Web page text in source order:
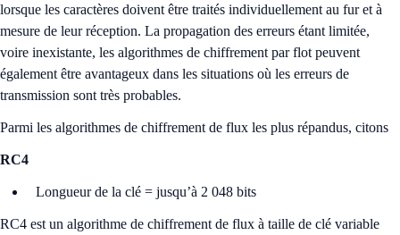
lorsque les caractères doivent être traités individuellement au fur et à
mesure de leur réception. La propagation des erreurs étant limitée,
voire inexistante, les algorithmes de chiffrement par flot peuvent
également être avantageux dans les situations où les erreurs de
transmission sont très probables.
Parmi les algorithmes de chiffrement de flux les plus répandus, citons
RC4
Longueur de la clé = jusqu’à 2 048 bits
RC4 est un algorithme de chiffrement de flux à taille de clé variable